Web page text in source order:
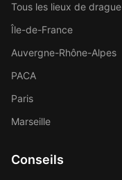
Tous les lieux de drague
Île-de-France
Auvergne-Rhône-Alpes
PACA
Paris
Marseille
Conseils